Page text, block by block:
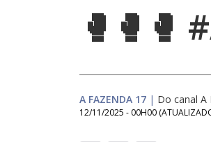
🥊🥊🥊
A FAZENDA 17 | Do canal A
12/11/2025 - 00H00